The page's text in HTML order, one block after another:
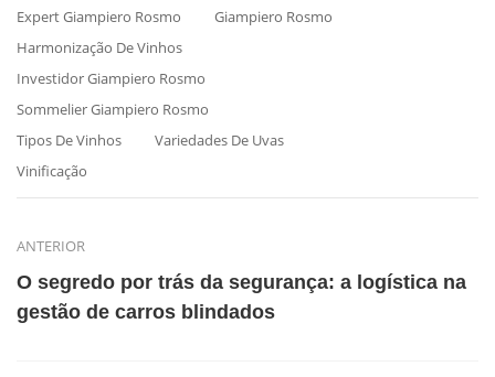
Expert Giampiero Rosmo
Giampiero Rosmo
Harmonização De Vinhos
Investidor Giampiero Rosmo
Sommelier Giampiero Rosmo
Tipos De Vinhos
Variedades De Uvas
Vinificação
ANTERIOR
O segredo por trás da segurança: a logística na
gestão de carros blindados